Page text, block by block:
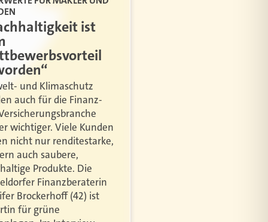
ist
und Klimaschutz
auch für die Finanz-
wichtiger. Viele Kunden
nicht nur renditestarke,
auch saubere,
Produkte. Die
Finanzberaterin
Brockerhoff (42) ist
für grüne